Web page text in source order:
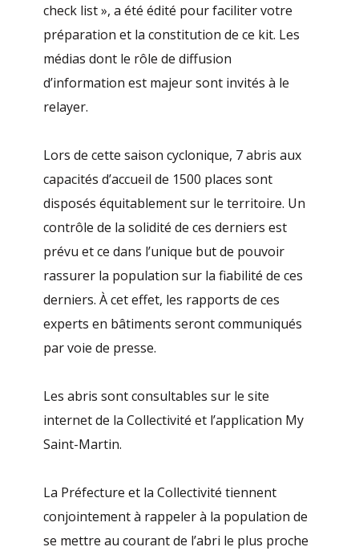
check list », a été édité pour faciliter votre
préparation et la constitution de ce kit. Les
médias dont le rôle de diffusion
d’information est majeur sont invités à le
relayer.
Lors de cette saison cyclonique, 7 abris aux
capacités d’accueil de 1500 places sont
disposés équitablement sur le territoire. Un
contrôle de la solidité de ces derniers est
prévu et ce dans l’unique but de pouvoir
rassurer la population sur la fiabilité de ces
derniers. À cet effet, les rapports de ces
experts en bâtiments seront communiqués
par voie de presse.
Les abris sont consultables sur le site
internet de la Collectivité et l’application My
Saint-Martin.
La Préfecture et la Collectivité tiennent
conjointement à rappeler à la population de
se mettre au courant de l’abri le plus proche